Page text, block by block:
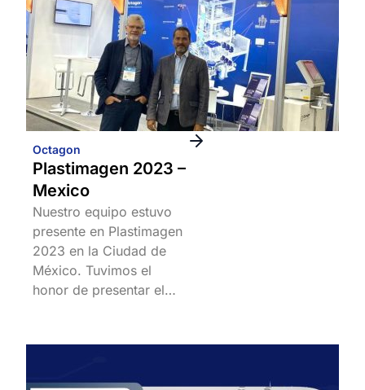
Octagon
Plastimagen 2023 –
Mexico
Nuestro equipo estuvo
presente en Plastimagen
2023 en la Ciudad de
México. Tuvimos el
honor de presentar el…